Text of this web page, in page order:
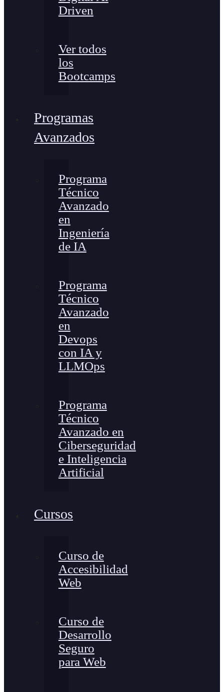
Driven
Ver todos
los
Bootcamps
Programas
Avanzados
Programa
Técnico
Avanzado
en
Ingeniería
de IA
Programa
Técnico
Avanzado
en
Devops
con IA y
LLMOps
Programa
Técnico
Avanzado en
Ciberseguridad
e Inteligencia
Artificial
Cursos
Curso de
Accesibilidad
Web
Curso de
Desarrollo
Seguro
para Web